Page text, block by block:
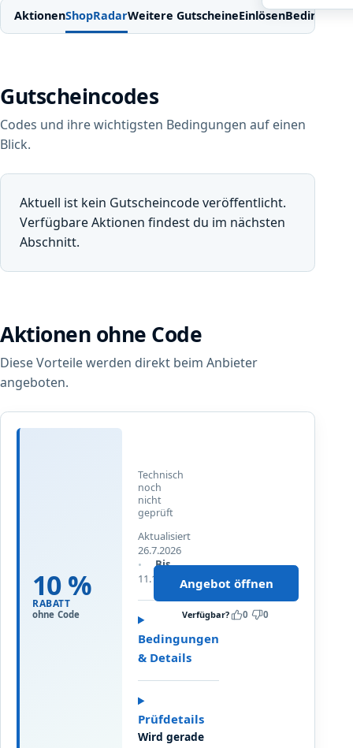
AktionenShopRadarWeitere GutscheineEinlösen
Gutscheincodes
Codes und ihre wichtigsten Bedingungen auf einen
Blick.
Aktuell ist kein Gutscheincode veröffentlicht.
Verfügbare Aktionen findest du im nächsten
Abschnitt.
Aktionen ohne Code
Diese Vorteile werden direkt beim Anbieter
angeboten.
10 %
RABATT
ohne Code
%
R
a
b
a
t
t
i
N
e
w
s
l
e
Technisch
noch
nicht
geprüft
Aktualisiert
26.7.2026
Bis
11.1.2027
Bedingungen
& Details
Prüfdetails
Wird gerade
Angebot öffnen
Verfügbar? 0 0